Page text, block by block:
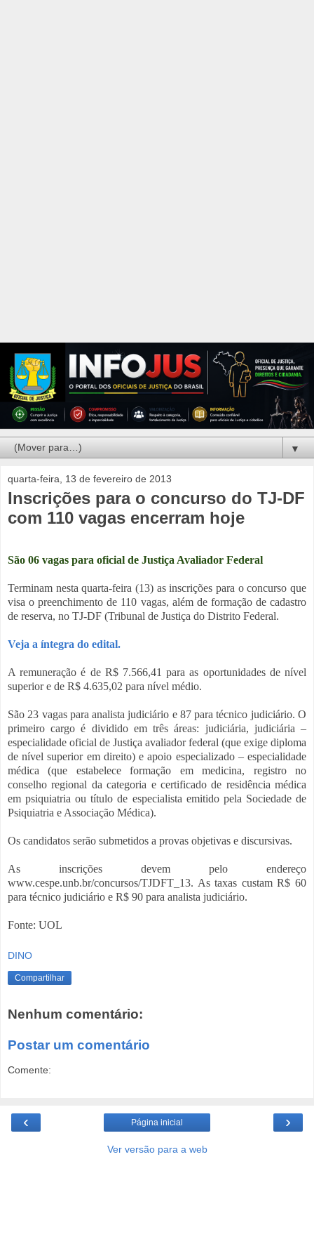
▼
quarta-feira, 13 de fevereiro de 2013
Inscrições para o concurso do TJ-DF
com 110 vagas encerram hoje
São 06 vagas para oficial de Justiça Avaliador Federal
Terminam nesta quarta-feira (13) as inscrições para o concurso que
visa o preenchimento de 110 vagas, além de formação de cadastro
de reserva, no TJ-DF (Tribunal de Justiça do Distrito Federal.
Veja a íntegra do edital.
A remuneração é de R$ 7.566,41 para as oportunidades de nível
superior e de R$ 4.635,02 para nível médio.
São 23 vagas para analista judiciário e 87 para técnico judiciário. O
primeiro cargo é dividido em três áreas: judiciária, judiciária –
especialidade oficial de Justiça avaliador federal (que exige diploma
de nível superior em direito) e apoio especializado – especialidade
médica (que estabelece formação em medicina, registro no
conselho regional da categoria e certificado de residência médica
em psiquiatria ou título de especialista emitido pela Sociedade de
Psiquiatria e Associação Médica).
Os candidatos serão submetidos a provas objetivas e discursivas.
As inscrições devem pelo endereço
www.cespe.unb.br/concursos/TJDFT_13. As taxas custam R$ 60
para técnico judiciário e R$ 90 para analista judiciário.
Fonte: UOL
DINO
Compartilhar
Nenhum comentário:
Postar um comentário
Comente:
‹ ›
Página inicial
Ver versão para a web